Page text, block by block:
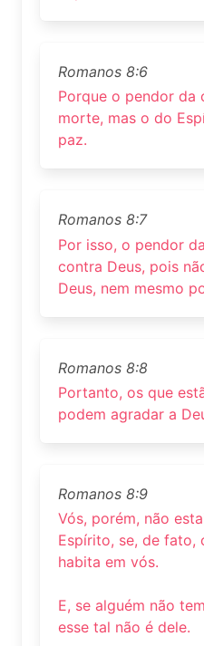
Romanos 8:6
Porque o pendor da
morte, mas o do
paz.
Romanos 8:7
Por isso, o pendor
contra Deus, pois
Deus, nem mesmo
Romanos 8:8
Portanto, os que
podem agradar a
Romanos 8:9
Vós, porém, não
Espírito, se, de fato,
habita em vós.
E, se alguém não
esse tal não é dele.